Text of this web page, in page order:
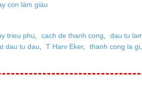
con làm giàu
trieu phu cach de thanh cong dau tu
dau tu dau T Harv Eker, thanh cong la gi,